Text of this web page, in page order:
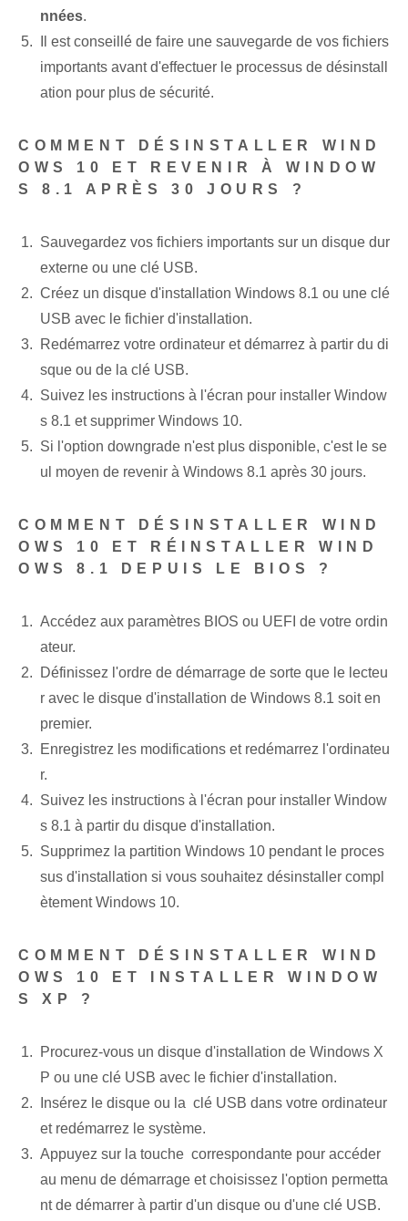
nnées.
Il est conseillé de faire une sauvegarde de vos fichiers
importants avant d'effectuer le processus de désinstall
ation pour plus de sécurité.
COMMENT DÉSINSTALLER WIND
OWS 10 ET REVENIR À WINDOW
S 8.1 APRÈS 30 JOURS ?
Sauvegardez vos fichiers importants⁢ sur un disque dur
externe ou une clé USB.
Créez un disque d'installation Windows 8.1 ou une clé
USB avec le fichier d'installation.
Redémarrez votre ‌ordinateur et‍ démarrez à partir du di
sque ou de la clé USB.
Suivez les instructions à l'écran pour installer Window
s 8.1 et supprimer Windows 10.
Si l'option ⁣downgrade n'est plus disponible, c'est le se
ul moyen de revenir à Windows 8.1 après ‌30 jours.
COMMENT DÉSINSTALLER WIND
OWS 10 ET RÉINSTALLER WIND
OWS 8.1 DEPUIS LE BIOS ?
Accédez aux paramètres BIOS ou UEFI de votre ordin
ateur.
Définissez l'ordre de démarrage de sorte que le lecteu
r avec le disque d'installation de Windows 8.1 soit en
premier.
Enregistrez les modifications et redémarrez l'ordinateu
r.
Suivez les instructions à l'écran pour installer Window
s 8.1 à partir du disque d'installation.
Supprimez la partition Windows 10 pendant le proces
sus d'installation si vous souhaitez désinstaller compl
ètement Windows 10.
COMMENT DÉSINSTALLER WIND
OWS 10 ET INSTALLER WINDOW
S XP ? ‌
Procurez-vous un disque d'installation de Windows X
P ou une clé USB avec le fichier d'installation.
Insérez le disque‌ ou la ⁤ clé USB dans votre ordinateur
et redémarrez⁣ le ⁢système.
Appuyez sur la touche ⁤ correspondante pour accéder
au menu de démarrage et choisissez l'option permetta
nt de démarrer à partir d'un disque ou d'une clé USB.